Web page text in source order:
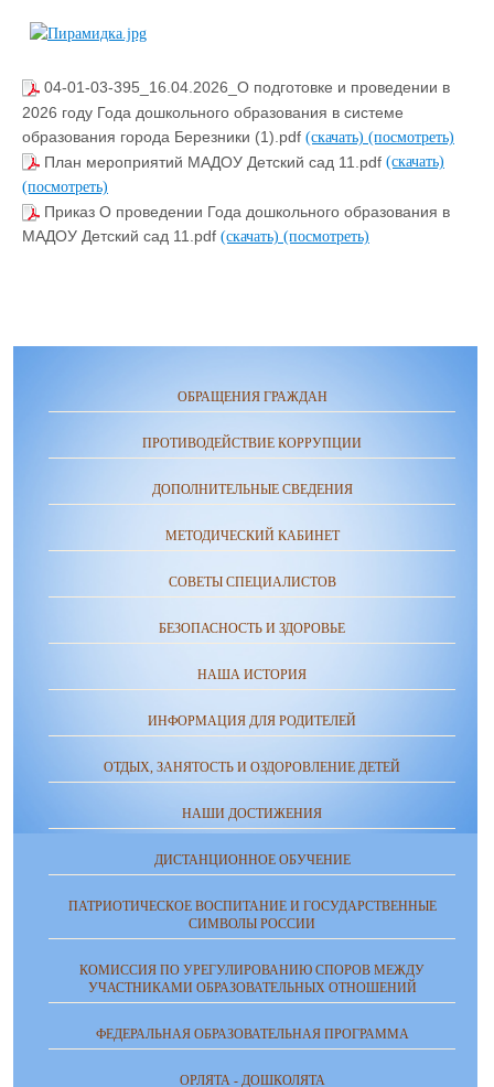
04-01-03-395_16.04.2026_О подготовке и проведении в
2026 году Года дошкольного образования в системе
образования города Березники (1).pdf (скачать) (посмотреть)
План мероприятий МАДОУ Детский сад 11.pdf (скачать)
(посмотреть)
Приказ О проведении Года дошкольного образования в
МАДОУ Детский сад 11.pdf (скачать) (посмотреть)
ОБРАЩЕНИЯ ГРАЖДАН
ПРОТИВОДЕЙСТВИЕ КОРРУПЦИИ
ДОПОЛНИТЕЛЬНЫЕ СВЕДЕНИЯ
МЕТОДИЧЕСКИЙ КАБИНЕТ
СОВЕТЫ СПЕЦИАЛИСТОВ
БЕЗОПАСНОСТЬ И ЗДОРОВЬЕ
НАША ИСТОРИЯ
ИНФОРМАЦИЯ ДЛЯ РОДИТЕЛЕЙ
ОТДЫХ, ЗАНЯТОСТЬ И ОЗДОРОВЛЕНИЕ ДЕТЕЙ
НАШИ ДОСТИЖЕНИЯ
ДИСТАНЦИОННОЕ ОБУЧЕНИЕ
ПАТРИОТИЧЕСКОЕ ВОСПИТАНИЕ И ГОСУДАРСТВЕННЫЕ
СИМВОЛЫ РОССИИ
КОМИССИЯ ПО УРЕГУЛИРОВАНИЮ СПОРОВ МЕЖДУ
УЧАСТНИКАМИ ОБРАЗОВАТЕЛЬНЫХ ОТНОШЕНИЙ
ФЕДЕРАЛЬНАЯ ОБРАЗОВАТЕЛЬНАЯ ПРОГРАММА
ОРЛЯТА - ДОШКОЛЯТА